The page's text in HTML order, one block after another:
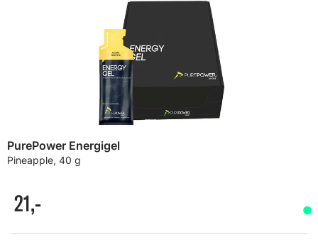
PurePower Energigel
Pineapple, 40 g
21,-